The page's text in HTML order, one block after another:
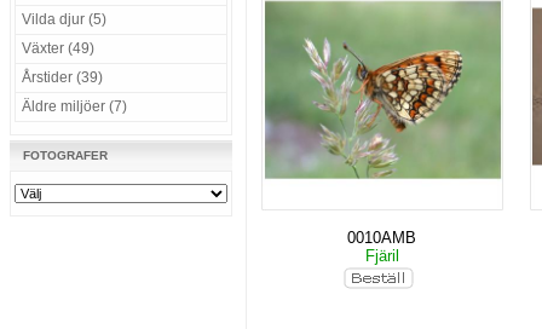
Vilda djur (5)
Växter (49)
Årstider (39)
Äldre miljöer (7)
FOTOGRAFER
0010AMB
Fjäril